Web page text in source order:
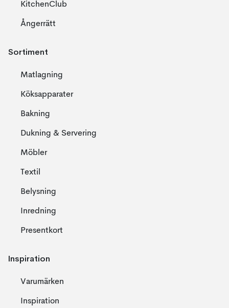
KitchenClub
Ångerrätt
Sortiment
Matlagning
Köksapparater
Bakning
Dukning & Servering
Möbler
Textil
Belysning
Inredning
Presentkort
Inspiration
Varumärken
Inspiration